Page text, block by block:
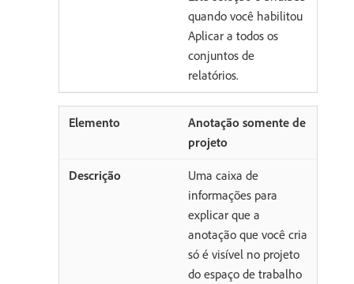
quando você habilitou
Aplicar a todos os
conjuntos de
relatórios.
Anotação somente de
projeto
Uma caixa de
informações para
explicar que a
anotação que você cria
só é visível no projeto
do espaço de trabalho